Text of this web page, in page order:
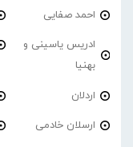
احمد صفایی
ادریس یاسینی و
بهنیا
اردلان
ارسلان خادمی